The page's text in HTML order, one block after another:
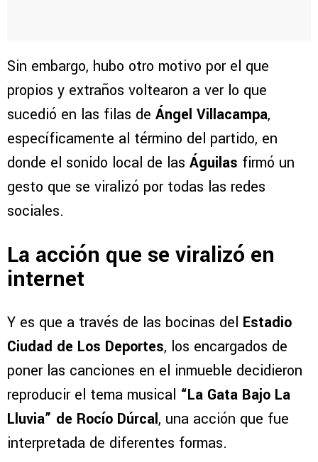
Sin embargo, hubo otro motivo por el que
propios y extraños voltearon a ver lo que
sucedió en las filas de Ángel Villacampa,
específicamente al término del partido, en
donde el sonido local de las Águilas firmó un
gesto que se viralizó por todas las redes
sociales.
La acción que se viralizó en
internet
Y es que a través de las bocinas del Estadio
Ciudad de Los Deportes, los encargados de
poner las canciones en el inmueble decidieron
reproducir el tema musical “La Gata Bajo La
Lluvia” de Rocío Dúrcal, una acción que fue
interpretada de diferentes formas.